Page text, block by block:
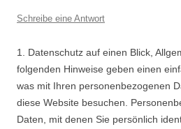
Schreibe eine Antwort
1. Datenschutz auf einen Blick,
folgenden Hinweise geben einen
was mit Ihren personenbezogenen
diese Website besuchen.
Daten, mit denen Sie persönlich